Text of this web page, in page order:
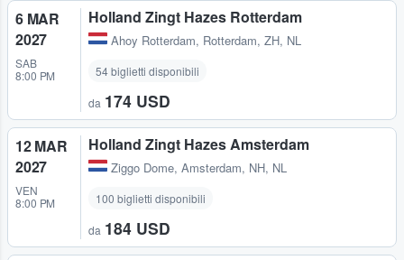
6 MAR
2027
SAB
8:00 PM
Holland Zingt Hazes Rotterdam
Ahoy Rotterdam, Rotterdam, ZH, NL
54 biglietti disponibili
da 174 USD
12 MAR
2027
VEN
8:00 PM
Holland Zingt Hazes Amsterdam
Ziggo Dome, Amsterdam, NH, NL
100 biglietti disponibili
da 184 USD